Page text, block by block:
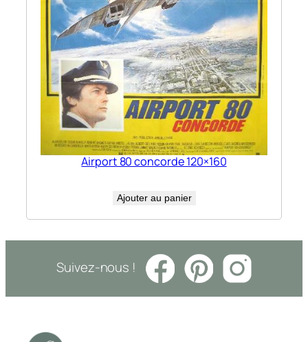
Airport 80 concorde 120×160
Ajouter au panier
Suivez-nous !